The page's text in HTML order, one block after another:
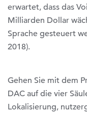
erwartet, dass das
Milliarden Dollar
Sprache gesteuert
2018).
Gehen Sie mit dem
DAC auf die vier
Lokalisierung,